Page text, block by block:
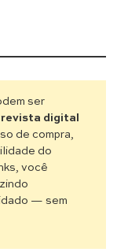
ser
revista digital
de compra,
do
você
— sem